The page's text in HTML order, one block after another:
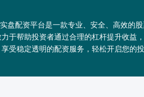
盘配资平台是一款专业、安全、高效的
于帮助投资者通过合理的杠杆提升收益
受稳定透明的配资服务，轻松开启您的